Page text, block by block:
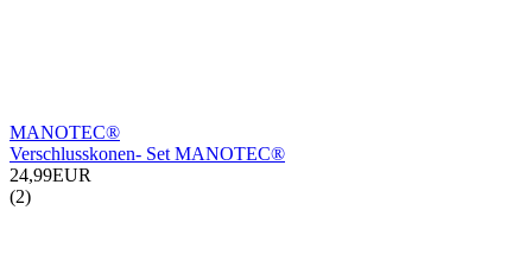
MANOTEC®
Verschlusskonen- Set MANOTEC®
24,99EUR
(2)